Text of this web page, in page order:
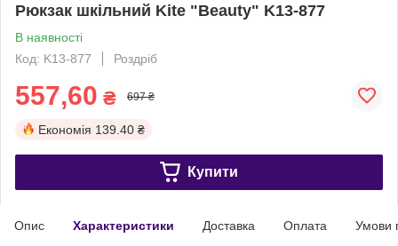
Рюкзак шкільний Kite "Beauty" K13-877
В наявності
Код: K13-877
Роздріб
557,60 ₴ 697 ₴
Економія 139.40 ₴
Купити
Опис Характеристики Доставка Оплата Умови